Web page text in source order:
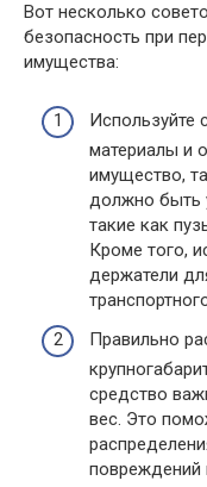
Вот несколько
безопасность при
имущества:
Используйте
материалы и
имущество,
должно быть
такие как
Кроме того,
держатели
Правильно
средство
вес. Это
повреждений